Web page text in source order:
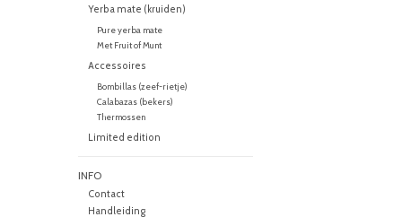
Yerba mate (kruiden)
Pure yerba mate
Met Fruit of Munt
Accessoires
Bombillas (zeef-rietje)
Calabazas (bekers)
Thermossen
Limited edition
INFO
Contact
Handleiding